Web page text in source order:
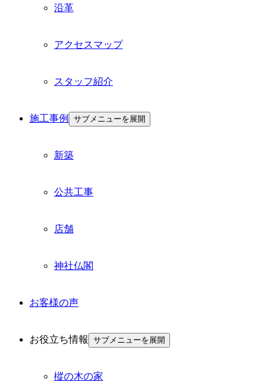
沿革
アクセスマップ
スタッフ紹介
施工事例 サブメニューを展開
新築
公共工事
店舗
神社仏閣
お客様の声
お役立ち情報 サブメニューを展開
樅の木の家